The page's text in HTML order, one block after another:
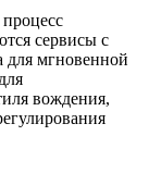
сервисы с
для мгновенной
вождения,